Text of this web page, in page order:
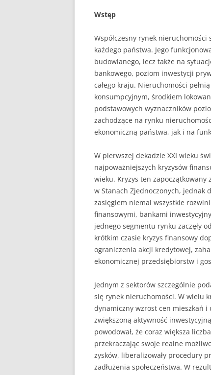
PSYCHOLOGIA
REKLAMA
ROLNICTWO
SAMORZĄD
SOCJOLOGIA
TURYSTYKA I
UBEZPIECZENIA
ZARZĄDZANIE
ZZL
Wstęp
Współczesny rynek
każdego państwa. Jego
budowlanego, lecz także na
bankowego, poziom inwestycji
całego kraju. Nieruchomości
konsumpcyjnym, środkiem
podstawowych wyznaczników
zachodzące na rynku
ekonomiczną państwa, jak i na
W pierwszej dekadzie XXI wieku
najpoważniejszych kryzysów
wieku. Kryzys ten zapoczątkowany
w Stanach Zjednoczonych, jednak
zasięgiem niemal wszystkie
finansowymi, bankami
jednego segmentu rynku zaczęły
krótkim czasie kryzys finansowy
ograniczenia akcji kredytowej,
ekonomicznej przedsiębiorstw i
Jednym z sektorów szczególnie
się rynek nieruchomości. W wielu
dynamiczny wzrost cen mieszkań
zwiększoną aktywność
powodował, że coraz większa
przekraczając swoje realne
zysków, liberalizowały procedury
zadłużenia społeczeństwa. W